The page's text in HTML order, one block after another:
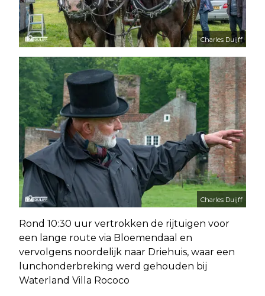
Charles Duijff
Charles Duijff
Rond 10:30 uur vertrokken de rijtuigen voor
een lange route via Bloemendaal en
vervolgens noordelijk naar Driehuis, waar een
lunchonderbreking werd gehouden bij
Waterland Villa Rococo